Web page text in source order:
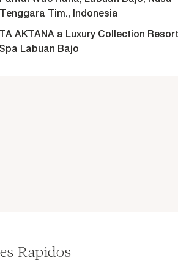
Tenggara Tim., Indonesia
TA AKTANA a Luxury Collection
Spa Labuan Bajo
Rapidos